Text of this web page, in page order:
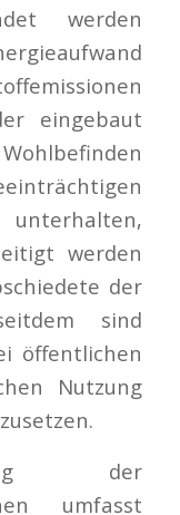
werden
eingebaut
werden
der
sind
öffentlichen
Nutzung
der
umfasst